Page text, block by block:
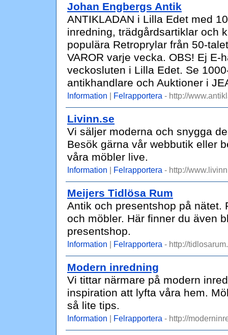
Johan Engbergs Antik
ANTIKLADAN i Lilla Edet med
inredning, trädgårdsartiklar och
populära Retroprylar från 50-
VAROR varje vecka. OBS! Ej
veckosluten i Lilla Edet. Se
antikhandlare och Auktioner i
Information | Felrapportera - http://
Livinn.se
Vi säljer moderna och snygga
Besök gärna vår webbutik eller
våra möbler live.
Information | Felrapportera - http://
Meijers Tidlösa Rum
Antik och presentshop på nätet.
och möbler. Här finner du även
presentshop.
Information | Felrapportera - http://
Modern inredning
Vi tittar närmare på modern
inspiration att lyfta våra hem.
så lite tips.
Information | Felrapportera - http://